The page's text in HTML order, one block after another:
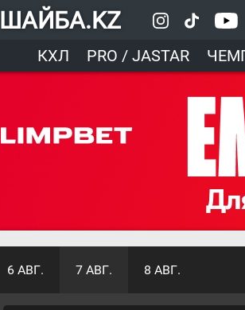
ШАЙБА.KZ
КХЛ
PRO / JASTAR
6 АВГ. 7 АВГ. 8 АВГ.